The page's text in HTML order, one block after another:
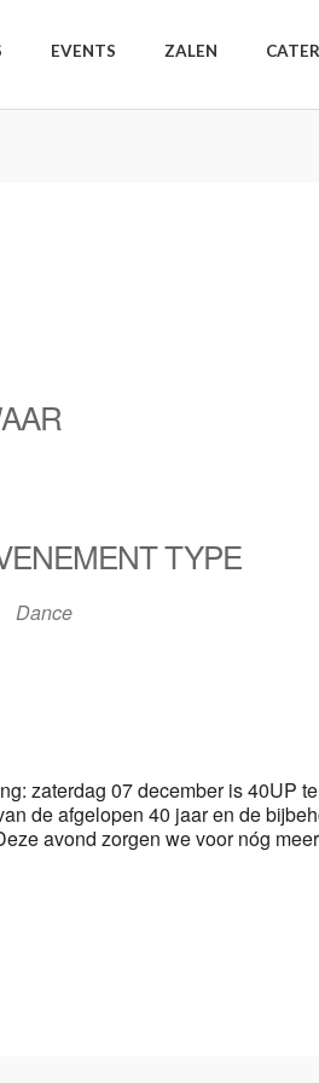
EVENTS ZALEN
Calendar
TYPE
Dance
zaterdag 07 december is 40UP
de afgelopen 40 jaar en de
avond zorgen we voor nóg